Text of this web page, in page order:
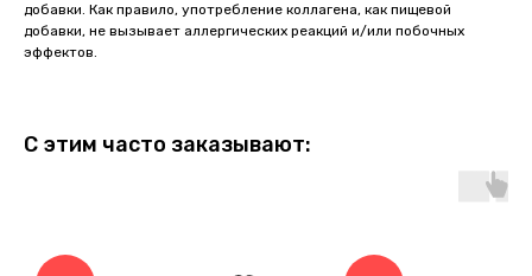
добавки. Как правило, употребление коллагена, как пищевой
добавки, не вызывает аллергических реакций и/или побочных
эффектов.
С этим часто заказывают: